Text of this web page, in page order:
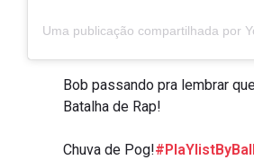
Bob passando pra lembrar
Batalha de Rap!
Chuva de Pog!